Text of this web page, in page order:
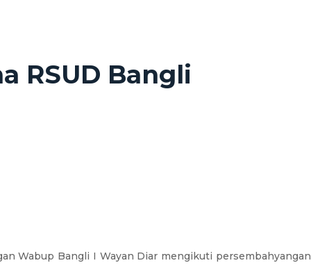
RSUD Bangli
Wabup Bangli I Wayan Diar mengikuti persembahyangan